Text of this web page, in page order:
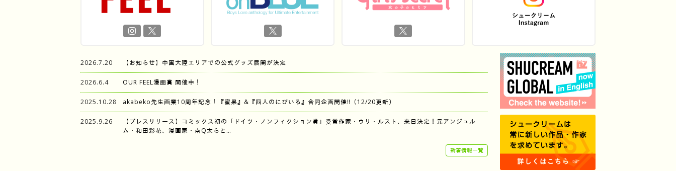
2026.7.20 【お知らせ】中国大陸エリアでの公式グッズ展開が決定
2026.6.4 OUR FEEL漫画賞 開催中！
2025.10.28 akabeko先生画業10周年記念！『蜜果』&『四人のにびいろ』合同企画開催‼︎（12/20更新）
2025.9.26
【プレスリリース】コミックス初の「ドイツ・ノンフィクション賞」受賞作家・ウリ・ルスト、来日決定！元アンジュル
ム・和田彩花、漫画家・南Q太らと…
新着情報一覧